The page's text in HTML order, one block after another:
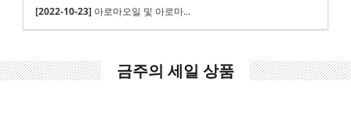
[2022-10-23]아로마오일 및 아로마...
금주의 세일 상품